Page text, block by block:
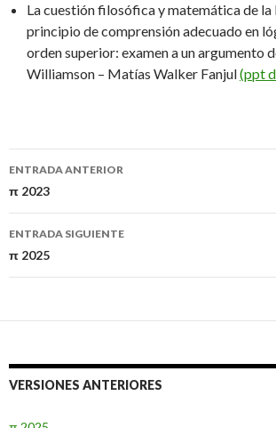
La cuestión filosófica y matemática de la
principio de comprensión adecuado en
orden superior: examen a un argumento
Williamson – Matías Walker Fanjul(ppt
Navegación
de
entradas
ENTRADA ANTERIOR
π 2023
ENTRADA SIGUIENTE
π 2025
VERSIONES ANTERIORES